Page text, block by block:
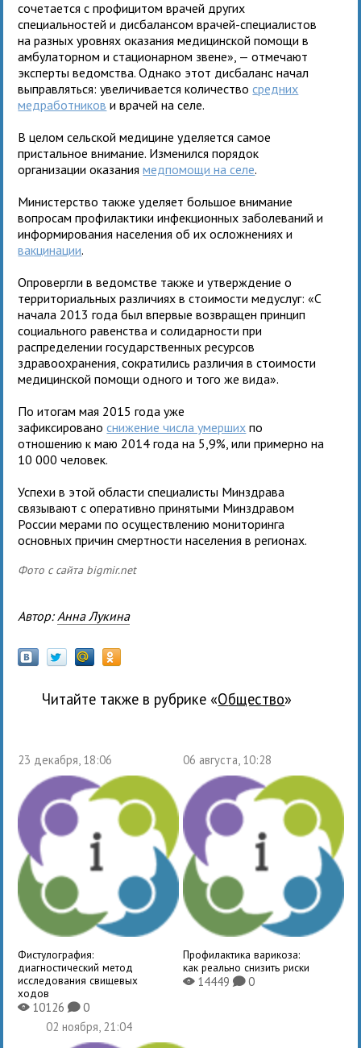
сочетается с профицитом врачей других
специальностей и дисбалансом врачей-специалистов
на разных уровнях оказания медицинской помощи в
амбулаторном и стационарном звене», — отмечают
эксперты ведомства. Однако этот дисбаланс начал
выправляться: увеличивается количествосредних
медработников и врачей на селе.
В целом сельской медицине уделяется самое
пристальное внимание. Изменился порядок
организации оказаниямедпомощи на селе.
Министерство также уделяет большое внимание
вопросам профилактики инфекционных заболеваний и
информирования населения об их осложнениях и
вакцинации.
Опровергли в ведомстве также и утверждение о
территориальных различиях в стоимости медуслуг: «С
начала 2013 года был впервые возвращен принцип
социального равенства и солидарности при
распределении государственных ресурсов
здравоохранения, сократились различия в стоимости
медицинской помощи одного и того же вида».
По итогам мая 2015 года уже
зафиксированоснижение числа умерших по
отношению к маю 2014 года на 5,9%, или примерно на
10 000 человек.
Успехи в этой области специалисты Минздрава
связывают с оперативно принятыми Минздравом
России мерами по осуществлению мониторинга
основных причин смертности населения в регионах.
Фото с сайта bigmir.net
Автор: Анна Лукина
Читайте также в рубрике « общество»
23 декабря, 18:06
Фистулография:
диагностический метод
исследования свищевых
ходов
X10126K0
06 августа, 10:28
Профилактика варикоза:
как реально снизить риски
X14449 K0
02 ноября, 21:04